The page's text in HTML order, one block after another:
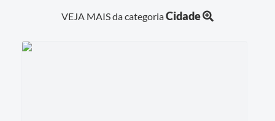
VEJA MAIS da categoriaCidade